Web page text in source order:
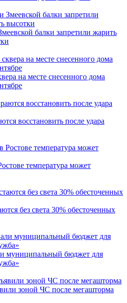
балки запретили жарить
на месте снесенного дома
восстановить после удара
температура может
без света 30% обесточенных
муниципальный бюджет для
зоной ЧС после мегашторма